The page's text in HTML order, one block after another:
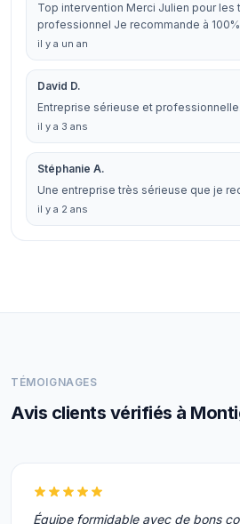
Top intervention Merci Julien pour
professionnel Je recommande à 100%
il y a un an
David D.
Entreprise sérieuse et
il y a 3 ans
Stéphanie A.
Une entreprise très sérieuse que je
il y a 2 ans
TÉMOIGNAGES
Avis clients vérifiés à
Équipe formidable avec de bons